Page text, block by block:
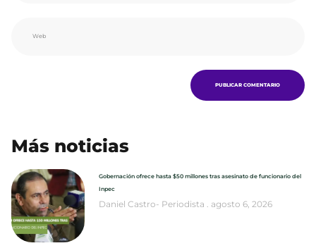
Más noticias
Gobernación ofrece hasta $50 millones tras asesinato de funcionario del
Inpec
Daniel Castro- Periodista agosto 6, 2026